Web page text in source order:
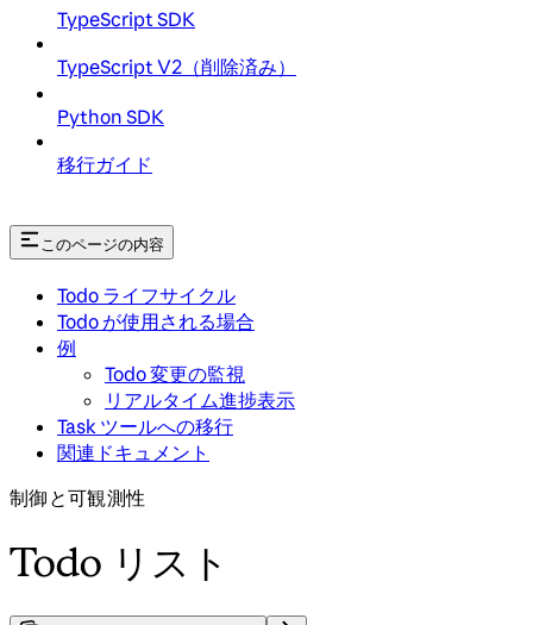
TypeScript SDK
TypeScript V2（削除済み）
Python SDK
移行ガイド
このページの内容
Todo ライフサイクル
Todo が使用される場合
例
Todo 変更の監視
リアルタイム進捗表示
Task ツールへの移行
関連ドキュメント
制御と可観測性
Todo リスト